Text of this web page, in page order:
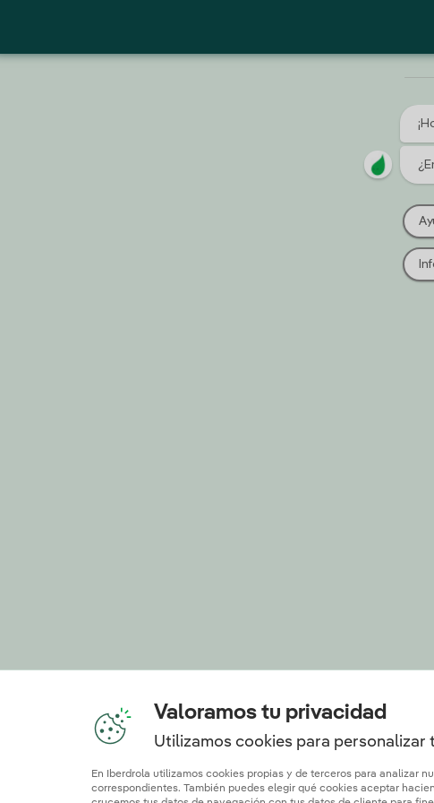
Valoramos tu privacidad
Utilizamos cookies para personalizar
En Iberdrola utilizamos cookies propias y de terceros para analizar
correspondientes. También puedes elegir qué cookies aceptar